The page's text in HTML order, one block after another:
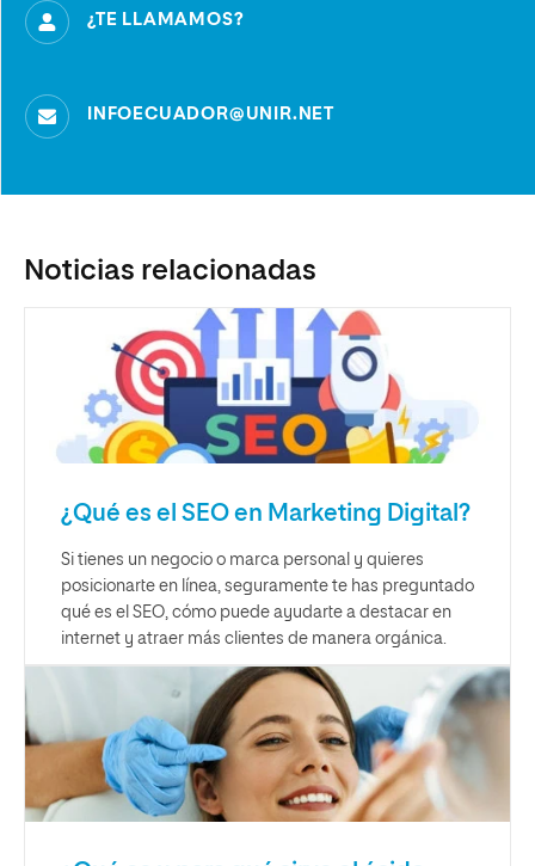
¿TE LLAMAMOS?
INFOECUADOR@UNIR.NET
Noticias relacionadas
¿Qué es el SEO en Marketing Digital?
Si tienes un negocio o marca personal y quieres
posicionarte en línea, seguramente te has preguntado
qué es el SEO, cómo puede ayudarte a destacar en
internet y atraer más clientes de manera orgánica.